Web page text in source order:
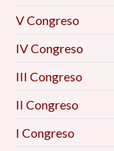
V Congreso
IV Congreso
III Congreso
II Congreso
I Congreso